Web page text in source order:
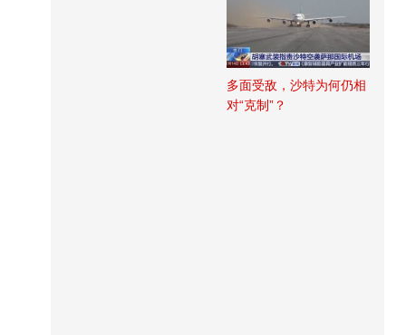
多面受敌，沙特为何仍相
对“克制”？